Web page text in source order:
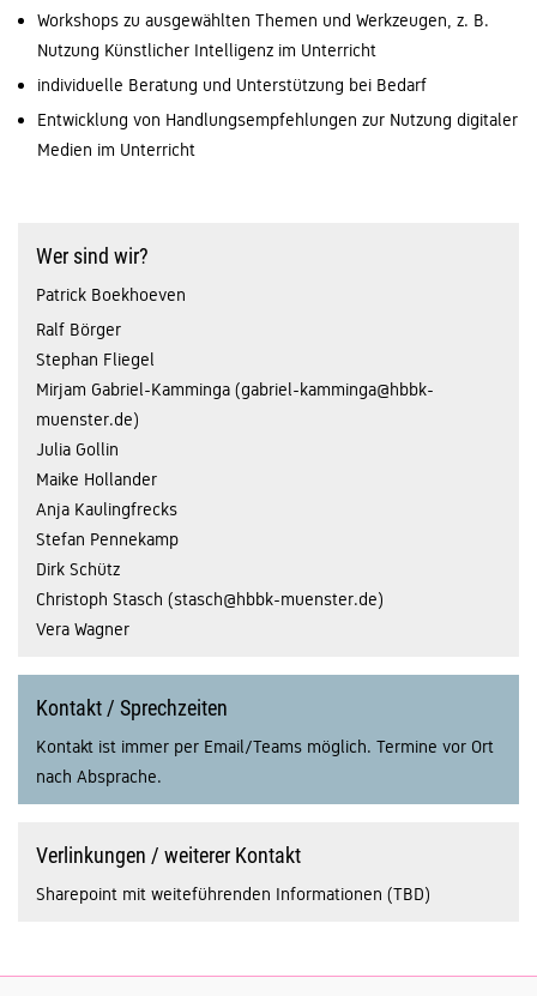
Workshops zu ausgewählten Themen und Werkzeugen, z. B.
Nutzung Künstlicher Intelligenz im Unterricht
individuelle Beratung und Unterstützung bei Bedarf
Entwicklung von Handlungsempfehlungen zur Nutzung digitaler
Medien im Unterricht
Wer sind wir?
Patrick Boekhoeven
Ralf Börger
Stephan Fliegel
Mirjam Gabriel-Kamminga (gabriel-kamminga@hbbk-
muenster.de)
Julia Gollin
Maike Hollander
Anja Kaulingfrecks
Stefan Pennekamp
Dirk Schütz
Christoph Stasch (stasch@hbbk-muenster.de)
Vera Wagner
Kontakt / Sprechzeiten
Kontakt ist immer per Email/Teams möglich. Termine vor Ort
nach Absprache.
Verlinkungen / weiterer Kontakt
Sharepoint mit weiteführenden Informationen (TBD)